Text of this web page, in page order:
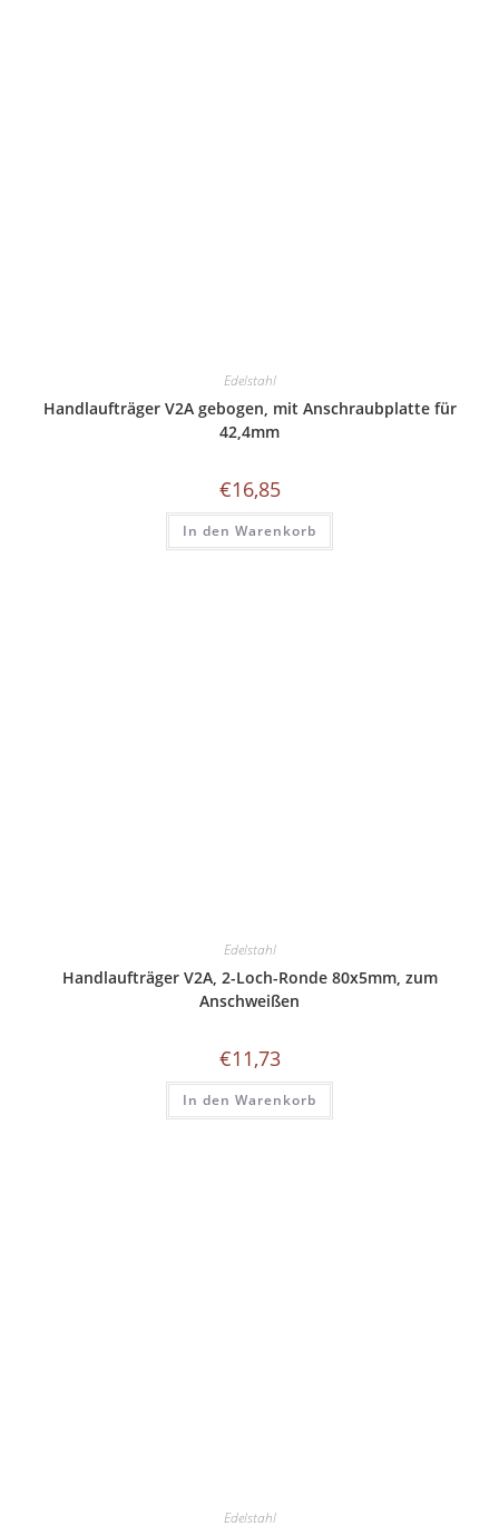
Edelstahl
Handlaufträger V2A gebogen, mit Anschraubplatte für
42,4mm
€16,85
In den Warenkorb
Edelstahl
Handlaufträger V2A, 2-Loch-Ronde 80x5mm, zum
Anschweißen
€11,73
In den Warenkorb
Edelstahl